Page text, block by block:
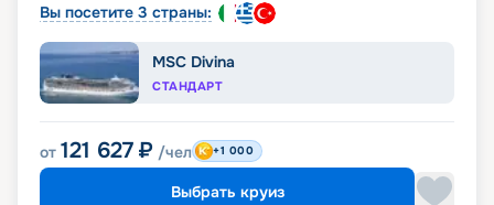
Вы посетите 3 страны:
MSC Divina
СТАНДАРТ
от 121 627 ₽ /чел +1 000
Выбрать круиз